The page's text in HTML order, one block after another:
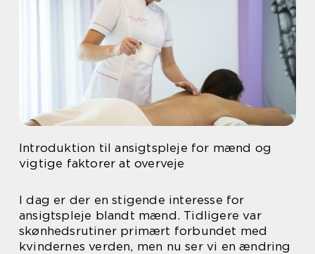
Introduktion til ansigtspleje for mænd og
vigtige faktorer at overveje
I dag er der en stigende interesse for
ansigtspleje blandt mænd. Tidligere var
skønhedsrutiner primært forbundet med
kvindernes verden, men nu ser vi en ændring